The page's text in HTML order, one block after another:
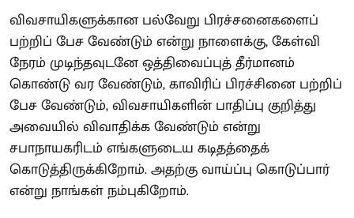
விவசாயிகளுக்கான பல்வேறு பிரச்சனைகளைப்
பற்றிப் பேச வேண்டும் என்று நாளைக்கு, கேள்வி
நேரம் முடிந்தவுடனே ஒத்திவைப்புத் தீர்மானம்
கொண்டு வர வேண்டும், காவிரிப் பிரச்சினை பற்றிப்
பேச வேண்டும், விவசாயிகளின் பாதிப்பு குறித்து
அவையில் விவாதிக்க வேண்டும் என்று
சபாநாயகரிடம் எங்களுடைய கடிதத்தைக்
கொடுத்திருக்கிறோம். அதற்கு வாய்ப்பு கொடுப்பார்
என்று நாங்கள் நம்புகிறோம்.